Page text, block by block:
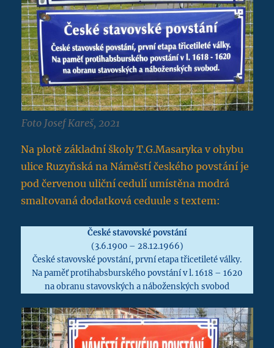
Foto Josef Kareš, 2021
Na plotě základní školy T.G.Masaryka v ohybu
ulice Ruzyňská na Náměstí českého povstání je
pod červenou uliční cedulí umístěna modrá
smaltovaná dodatková ceduule s textem:
České stavovské povstání
(3.6.1900 – 28.12.1966)
České stavovské povstání, první etapa třicetileté války.
Na paměť protihabsburského povstání v l. 1618 – 1620
na obranu stavovských a náboženských svobod